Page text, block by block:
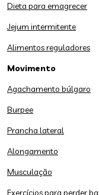
Dieta para emagrecer
Jejum intermitente
Alimentos reguladores
Movimento
Agachamento búlgaro
Burpee
Prancha lateral
Alongamento
Musculação
Exercícios para perder